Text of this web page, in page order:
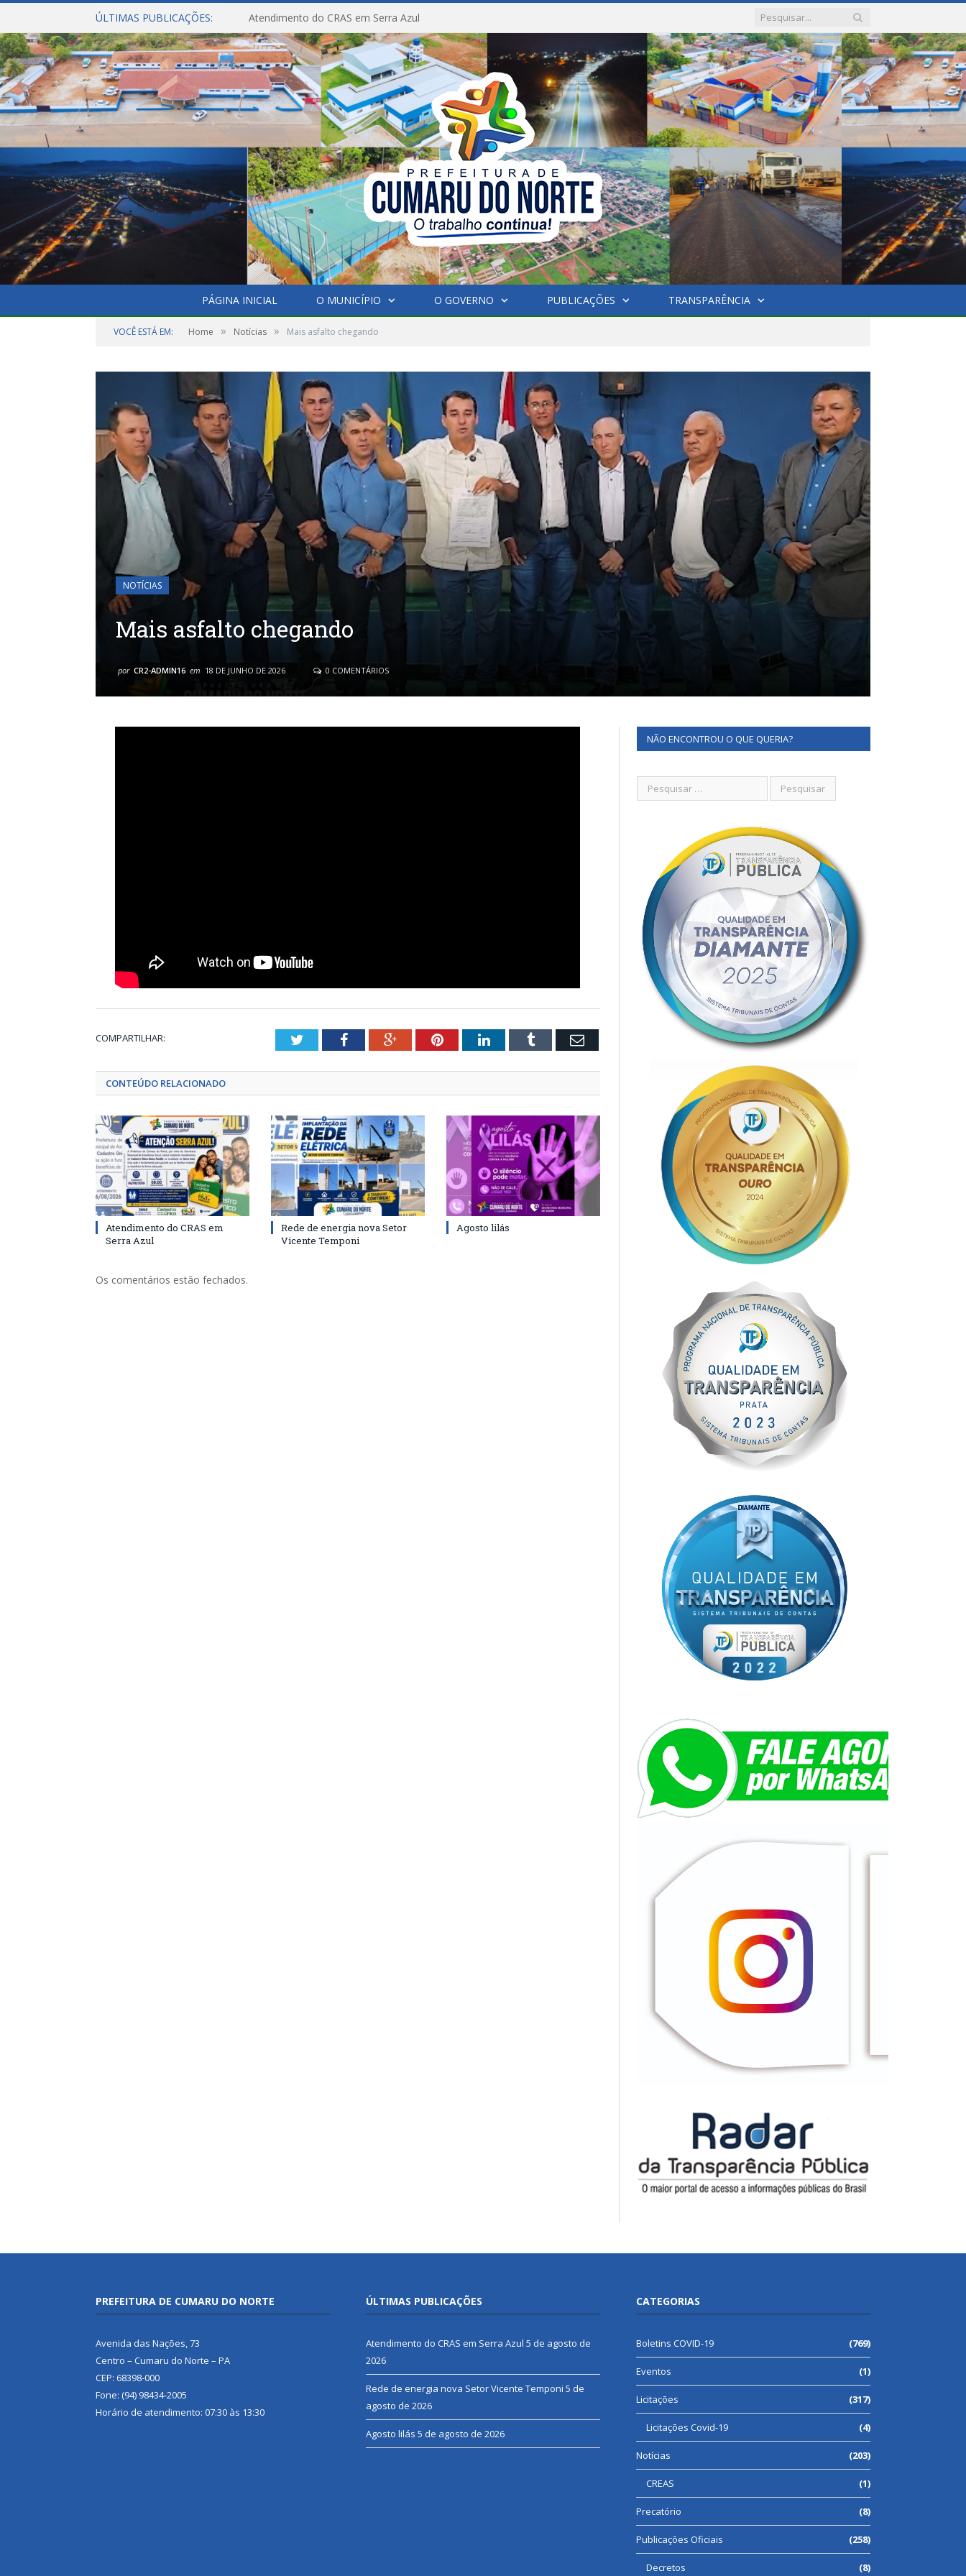
ÚLTIMAS PUBLICAÇÕES: Atendimento do CRAS em Serra Azul
PÁGINA INICIAL O MUNICÍPIO O GOVERNO PUBLICAÇÕES TRANSPARÊNCIA
VOCÊ ESTÁ EM: Home » Notícias » Mais asfalto chegando
NOTÍCIAS
Mais asfalto chegando
por CR2-ADMIN16 em 18 DE JUNHO DE 2026 0 COMENTÁRIOS
COMPARTILHAR: TwitterFacebookGoogle+PinterestLinkedInTumblr Email
CONTEÚDO RELACIONADO
Atendimento do CRAS em
Serra Azul
Rede de energia nova Setor
Vicente Temponi
Agosto lilás
Os comentários estão fechados.
NÃO ENCONTROU O QUE QUERIA?
PREFEITURA DE CUMARU DO NORTE
Avenida das Nações, 73
Centro – Cumaru do Norte – PA
CEP: 68398-000
Fone: (94) 98434-2005
Horário de atendimento: 07:30 às 13:30
ÚLTIMAS PUBLICAÇÕES
Atendimento do CRAS em Serra Azul 5 de agosto de
2026
Rede de energia nova Setor Vicente Temponi 5 de
agosto de 2026
Agosto lilás 5 de agosto de 2026
CATEGORIAS
Boletins COVID-19 (769)
Eventos (1)
Licitações (317)
Licitações Covid-19 (4)
Notícias (203)
CREAS (1)
Precatório (8)
Publicações Oficiais (258)
Decretos (8)